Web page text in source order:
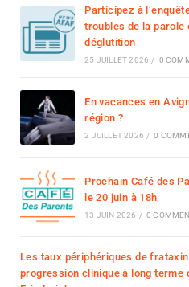
Participez à
troubles de la parole
déglutition
25 JUILLET 2026 / 0
En vacances en
région ?
2 JUILLET 2026 / 0
Prochain Café des
le 20 juin à 18h
13 JUIN 2026 / 0
Les taux périphériques de
progression clinique à long terme